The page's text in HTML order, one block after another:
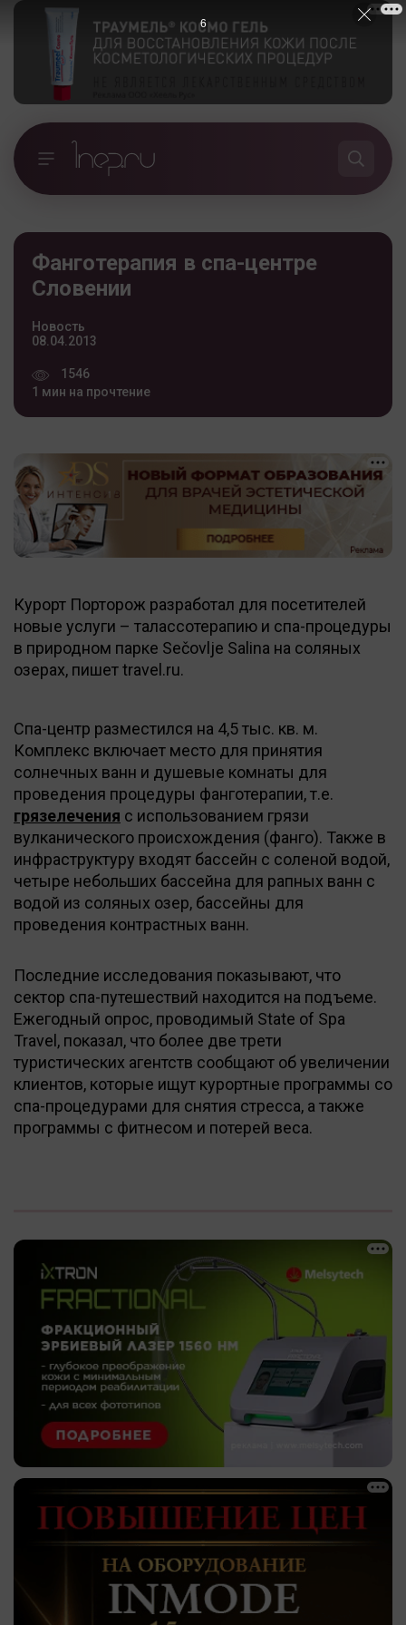
Фанготерапия в спа-центре
Словении
Новость
08.04.2013
1546
1 мин на прочтение
Курорт Порторож разработал для посетителей
новые услуги – талассотерапию и спа-процедуры
в природном парке Sečovlje Salina на соляных
озерах, пишет travel.ru.
Спа-центр разместился на 4,5 тыс. кв. м.
Комплекс включает место для принятия
солнечных ванн и душевые комнаты для
проведения процедуры фанготерапии, т.е.
грязелечения с использованием грязи
вулканического происхождения (фанго). Также в
инфраструктуру входят бассейн с соленой водой,
четыре небольших бассейна для рапных ванн с
водой из соляных озер, бассейны для
проведения контрастных ванн.
Последние исследования показывают, что
сектор спа-путешествий находится на подъеме.
Ежегодный опрос, проводимый State of Spa
Travel, показал, что более две трети
туристических агентств сообщают об увеличении
клиентов, которые ищут курортные программы со
спа-процедурами для снятия стресса, а также
программы с фитнесом и потерей веса.
5